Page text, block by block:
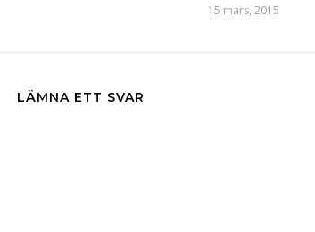
15 mars, 2015
LÄMNA ETT SVAR